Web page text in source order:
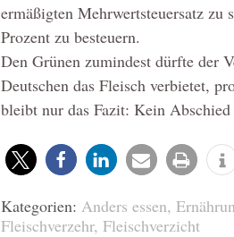
ermäßigten Mehrwertsteuersatz zu
Prozent zu besteuern.
Den Grünen zumindest dürfte der
Deutschen das Fleisch verbietet,
bleibt nur das Fazit: Kein
Kategorien: Anders essen,
Fleischverzehr, Fleischverzicht